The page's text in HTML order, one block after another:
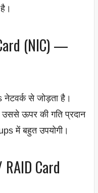
(NIC) —
से जोड़ता है।
ऊपर की गति प्रदान
में बहुत उपयोगी।
Card